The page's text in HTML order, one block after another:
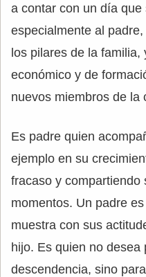
a contar con un día
especialmente al
los pilares de la familia,
económico y de
nuevos miembros de la
Es padre quien
ejemplo en su
fracaso y
momentos. Un padre
muestra con sus
hijo. Es quien no
descendencia, sino